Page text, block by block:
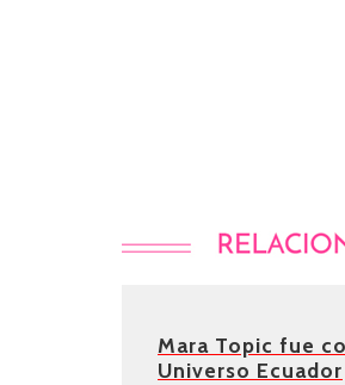
Mara Topic fue
Universo Ecuador